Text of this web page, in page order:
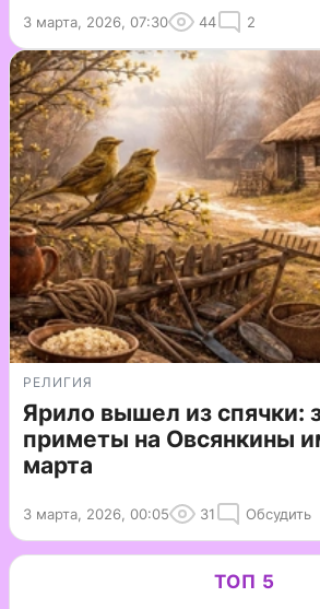
3 марта, 2026, 07:30 44 2
РЕЛИГИЯ
Ярило вышел из спячки:
приметы на Овсянкины
марта
3 марта, 2026, 00:05 31 Обсудить
ТОП 5